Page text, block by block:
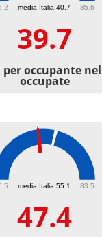
media Italia 40.7 85.6
39.7
occupante
occupate
media Italia 55.1 83.5
47.4